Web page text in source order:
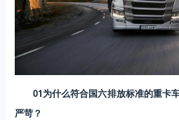
01为什么符合国六排放标准的重卡
严苛？